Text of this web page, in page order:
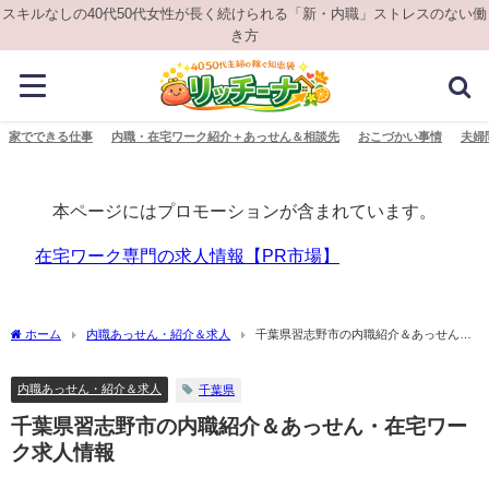
スキルなしの40代50代女性が長く続けられる「新・内職」ストレスのない働
き方
家でできる仕事 内職・在宅ワーク紹介＋あっせん＆相談先 おこづかい事情 夫婦
本ページにはプロモーションが含まれています。
在宅ワーク専門の求人情報【PR市場】
ホーム 内職あっせん・紹介＆求人
千葉県習志野市の内職紹介＆あっせん・
内職あっせん・紹介＆求人 千葉県
千葉県習志野市の内職紹介＆あっせん・在宅ワー
ク求人情報